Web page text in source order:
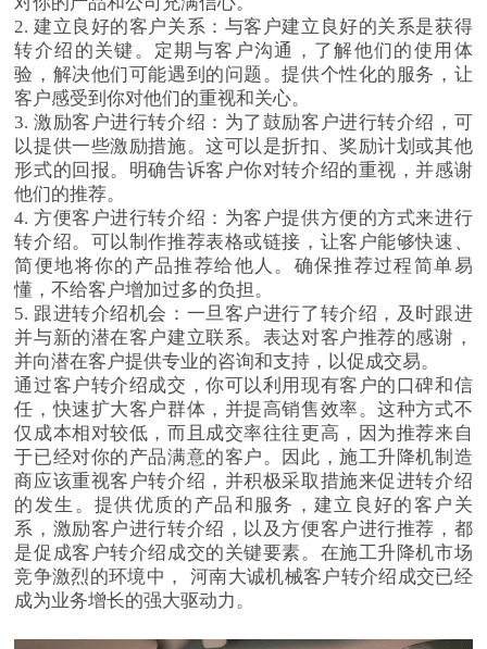
2. 建立良好的客户关系：与客户建立良好的关系是获得
转介绍的关键。定期与客户沟通，了解他们的使用体
验，解决他们可能遇到的问题。提供个性化的服务，让
客户感受到你对他们的重视和关心。
3. 激励客户进行转介绍：为了鼓励客户进行转介绍，可
以提供一些激励措施。这可以是折扣、奖励计划或其他
形式的回报。明确告诉客户你对转介绍的重视，并感谢
他们的推荐。
4. 方便客户进行转介绍：为客户提供方便的方式来进行
转介绍。可以制作推荐表格或链接，让客户能够快速、
简便地将你的产品推荐给他人。确保推荐过程简单易
懂，不给客户增加过多的负担。
5. 跟进转介绍机会：一旦客户进行了转介绍，及时跟进
并与新的潜在客户建立联系。表达对客户推荐的感谢，
并向潜在客户提供专业的咨询和支持，以促成交易。
通过客户转介绍成交，你可以利用现有客户的口碑和信
任，快速扩大客户群体，并提高销售效率。这种方式不
仅成本相对较低，而且成交率往往更高，因为推荐来自
于已经对你的产品满意的客户。因此，施工升降机制造
商应该重视客户转介绍，并积极采取措施来促进转介绍
的发生。提供优质的产品和服务，建立良好的客户关
系，激励客户进行转介绍，以及方便客户进行推荐，都
是促成客户转介绍成交的关键要素。在施工升降机市场
竞争激烈的环境中，
河南大诚机械客户转介绍成交已经
成为业务增长的强大驱动力。